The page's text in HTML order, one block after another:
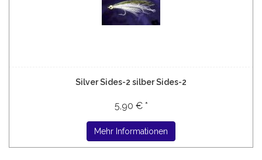
Silver Sides-2 silber Sides-2
5,90 € *
Mehr Informationen